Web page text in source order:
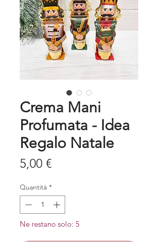
Crema Mani
Profumata - Idea
Regalo Natale
5,00 €
Quantità *
Ne restano solo: 5